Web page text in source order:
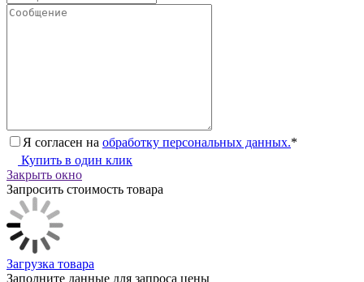
Я согласен на обработку персональных данных.*
Купить в один клик
Закрыть окно
Запросить стоимость товара
Загрузка товара
Заполните данные для запроса цены